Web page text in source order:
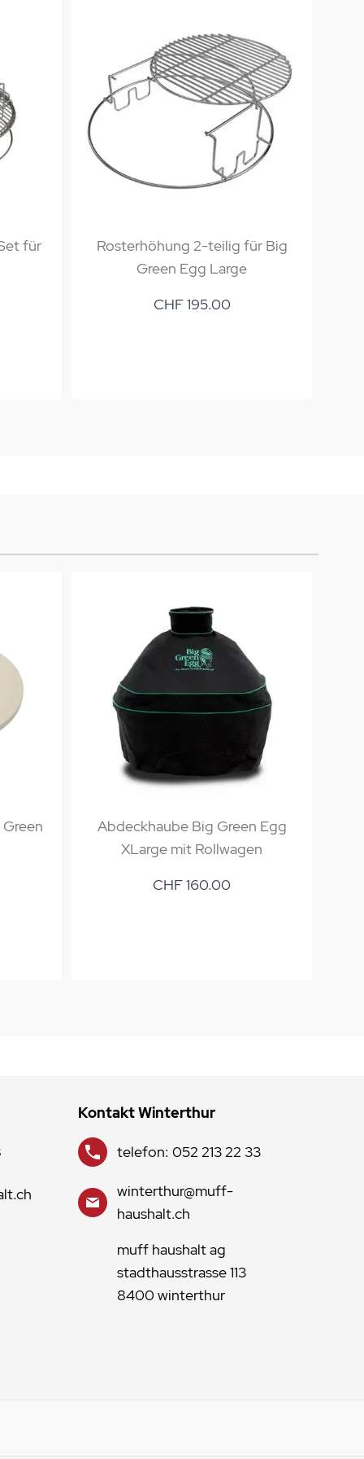
für
Rosterhöhung 2-teilig für Big
Green Egg Large
CHF 195.00
Abdeckhaube Big Green Egg
XLarge mit Rollwagen
CHF 160.00
Kontakt Winterthur
telefon: 052 213 22 33
winterthur@muff-
haushalt.ch
muff haushalt ag
stadthausstrasse 113
8400 winterthur